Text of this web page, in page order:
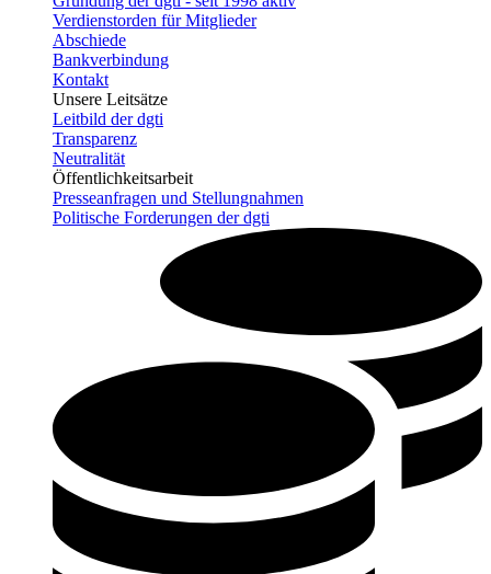
Verdienstorden für Mitglieder
Abschiede
Bankverbindung
Kontakt
Unsere Leitsätze
Leitbild der dgti
Transparenz
Neutralität
Öffentlichkeitsarbeit
Presseanfragen und Stellungnahmen
Politische Forderungen der dgti